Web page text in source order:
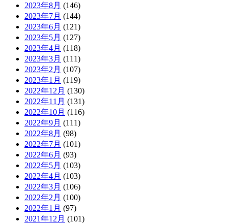
2023年8月 (146)
2023年7月 (144)
2023年6月 (121)
2023年5月 (127)
2023年4月 (118)
2023年3月 (111)
2023年2月 (107)
2023年1月 (119)
2022年12月 (130)
2022年11月 (131)
2022年10月 (116)
2022年9月 (111)
2022年8月 (98)
2022年7月 (101)
2022年6月 (93)
2022年5月 (103)
2022年4月 (103)
2022年3月 (106)
2022年2月 (100)
2022年1月 (97)
2021年12月 (101)